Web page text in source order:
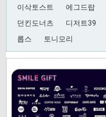
이삭토스트
에그드랍
던킨도너츠
디저트39
롭스
토니모리